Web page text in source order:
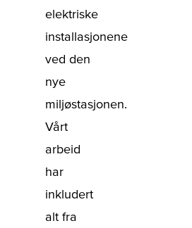
elektriske
installasjonene
ved den
nye
miljøstasjonen.
Vårt
arbeid
har
inkludert
alt fra